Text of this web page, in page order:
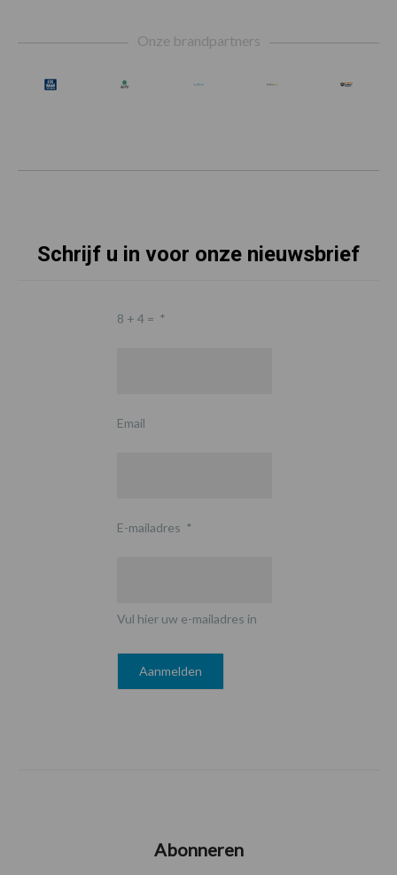
Onze brandpartners
Schrijf u in voor onze nieuwsbrief
8 + 4 = *
Email
E-mailadres *
Vul hier uw e-mailadres in
Abonneren